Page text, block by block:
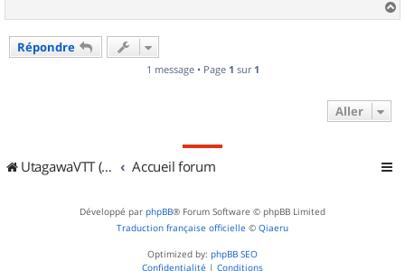
a
Répondre
1 message • Page 1 sur 1
Aller
UtagawaVTT (Randos VTT et VTTAE avec traces GPS) Accueil forum
Développé par phpBB® Forum Software © phpBB Limited
Traduction française officielle © Qiaeru
Optimized by: phpBB SEO
Confidentialité | Conditions